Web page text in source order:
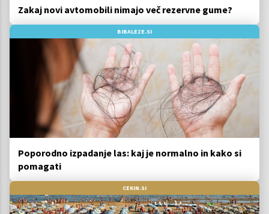
Zakaj novi avtomobili nimajo več rezervne gume?
BIBALEZE.SI
Poporodno izpadanje las: kaj je normalno in kako si
pomagati
CEKIN.SI